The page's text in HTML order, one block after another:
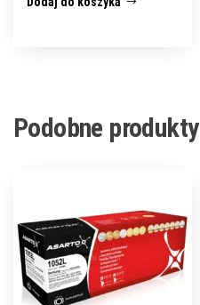
Podobne produkty